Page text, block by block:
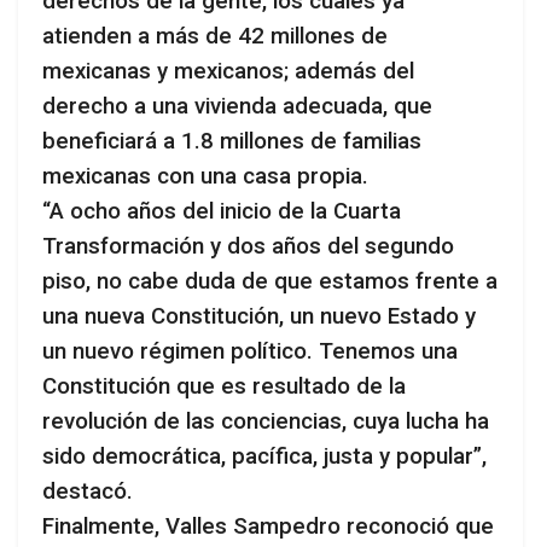
atienden a más de 42 millones de
mexicanas y mexicanos; además del
derecho a una vivienda adecuada, que
beneficiará a 1.8 millones de familias
mexicanas con una casa propia.
“A ocho años del inicio de la Cuarta
Transformación y dos años del segundo
piso, no cabe duda de que estamos frente a
una nueva Constitución, un nuevo Estado y
un nuevo régimen político. Tenemos una
Constitución que es resultado de la
revolución de las conciencias, cuya lucha ha
sido democrática, pacífica, justa y popular”,
destacó.
Finalmente, Valles Sampedro reconoció que